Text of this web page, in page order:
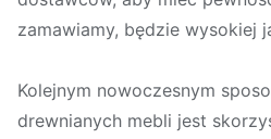
zamawiamy, będzie wysokiej
Kolejnym nowoczesnym
drewnianych mebli jest